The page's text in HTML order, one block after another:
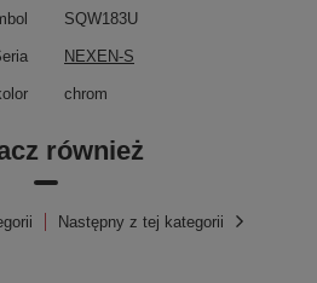
SQW183U
NEXEN-S
chrom
również
Następny z tej kategorii